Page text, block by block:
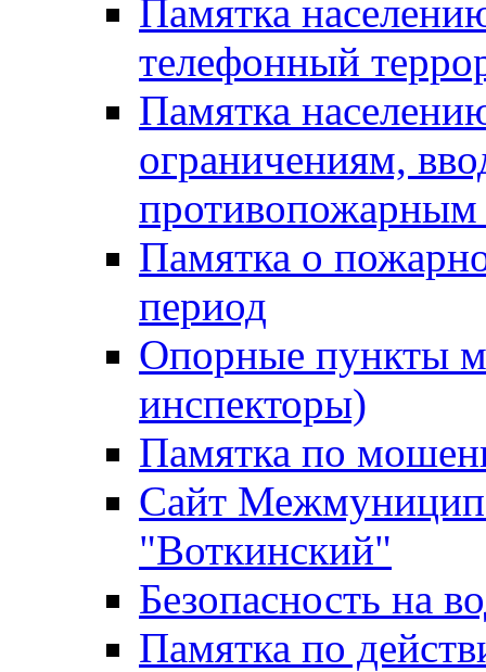
Памятка
телефонный
Памятка
ограничениям,
Памятка о
период
Опорные пункты
инспекторы)
Памятка по
Сайт
"Воткинский"
Безопасность на
Памятка по